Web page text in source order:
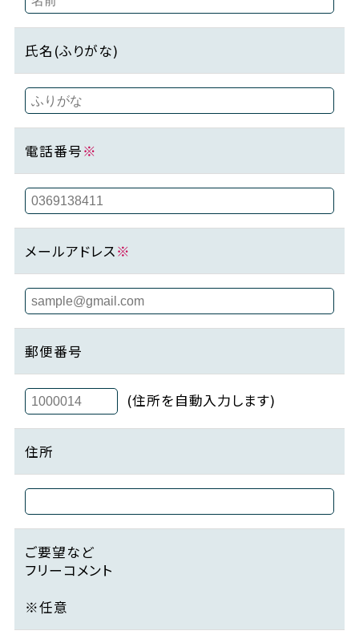
氏名(ふりがな)
電話番号※
メールアドレス※
郵便番号
(住所を自動入力します)
住所
ご要望など
フリーコメント
※任意